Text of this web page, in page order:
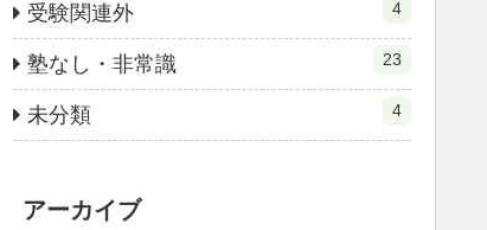
受験関連外 4
塾なし・非常識 23
未分類 4
アーカイブ